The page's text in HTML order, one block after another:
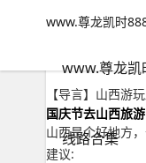
www.尊龙凯时
www.尊龙凯
线路合集
www.尊龙凯时
山西游玩路线？
【导言】山西游
国庆节去山西旅
山西是个好地方
建议: